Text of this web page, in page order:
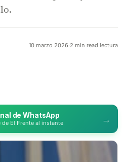
10 marzo 2026·2 min read lectura
de WhatsApp
El Frente al instante →